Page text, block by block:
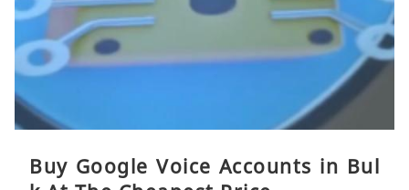
Buy Google Voice Accounts in Bul